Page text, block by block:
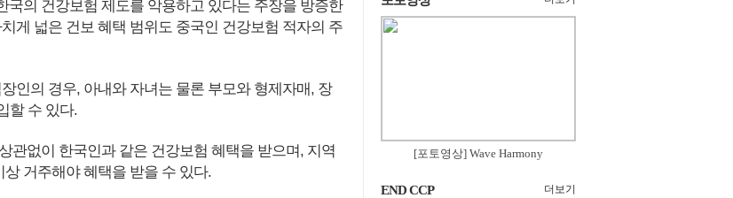
국의 건강보험 제도를 악용하고 있다는 주장을 방증한
게 넓은 건보 혜택 범위도 중국인 건강보험 적자의 주
인의 경우, 아내와 자녀는 물론 부모와 형제자매, 장
할 수 있다.
관없이 한국인과 같은 건강보험 혜택을 받으며, 지역
거주해야 혜택을 받을 수 있다.
[포토영상] Wave Harmony
END CCP 더보기